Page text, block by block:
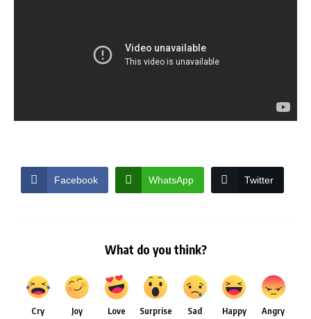
Facebook WhatsApp Twitter
What do you think?
Cry Joy Love Surprise Sad Happy Angry